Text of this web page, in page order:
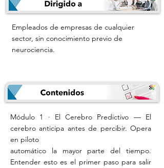
Empleados de empresas de cualquier
sector, sin conocimiento previo de
neurociencia.
Módulo 1 · El Cerebro Predictivo — El
cerebro anticipa antes de percibir. Opera
en piloto
automático la mayor parte del tiempo.
Entender esto es el primer paso para salir